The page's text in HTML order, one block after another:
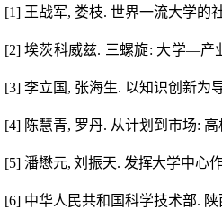
[1] 王战军, 娄枝. 世界一流大学的
[2] 埃茨科威兹. 三螺旋: 大学—产
[3] 李立国 , 张海生. 以知识创新为
[4] 陈慧青, 罗丹. 从计划到市场: 高
[5] 潘懋元,刘振天. 发挥大学中心
[6] 中华人民共和国科学技术部. 陕